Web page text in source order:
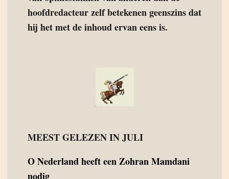
hoofdredacteur zelf betekenen geenszins dat
hij het met de inhoud ervan eens is.
MEEST GELEZEN IN JULI
ONederland heeft een Zohran Mamdani
nodig